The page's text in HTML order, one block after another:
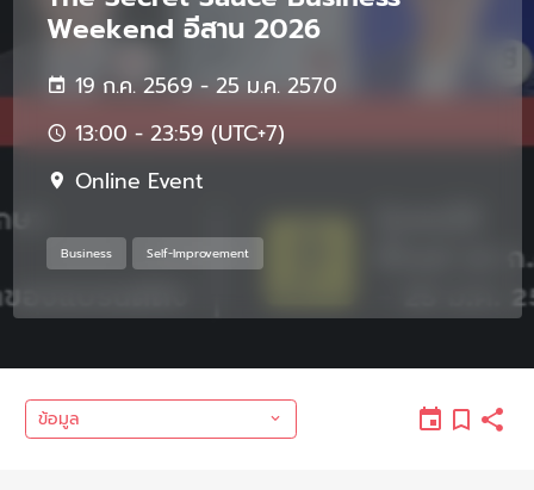
Weekend อีสาน 2026
19 ก.ค. 2569 - 25 ม.ค. 2570
13:00 - 23:59 (UTC+7)
Online Event
Business Self-Improvement
ข้อมูล